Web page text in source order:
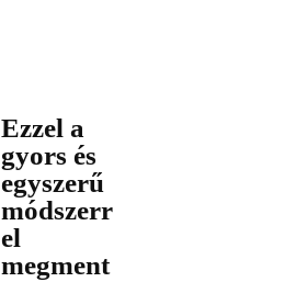
Ezzel a
gyors és
egyszerű
módszerr
el
megment